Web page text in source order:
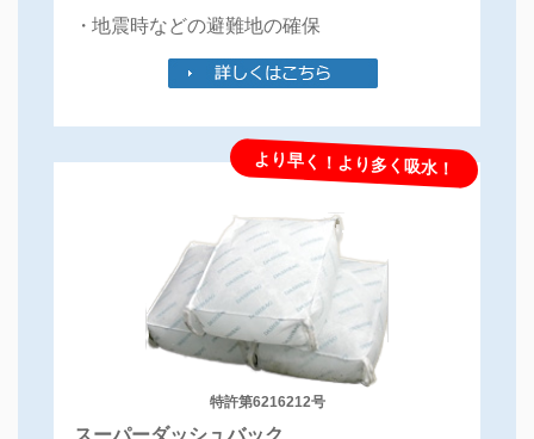
スーパーダッシュバッグ キャンペーン!!2016年10月末まで行ってお
スマートフォンサイトを公開しました。
6月1日〜10月31日まで WEB限定キャンペーン実施中！！
ダッシュバッグ キャンペーン!!2013年12月末まで行っております。
地震時などの避難地の確保
より早く！より多く吸水！
特許第6216212号